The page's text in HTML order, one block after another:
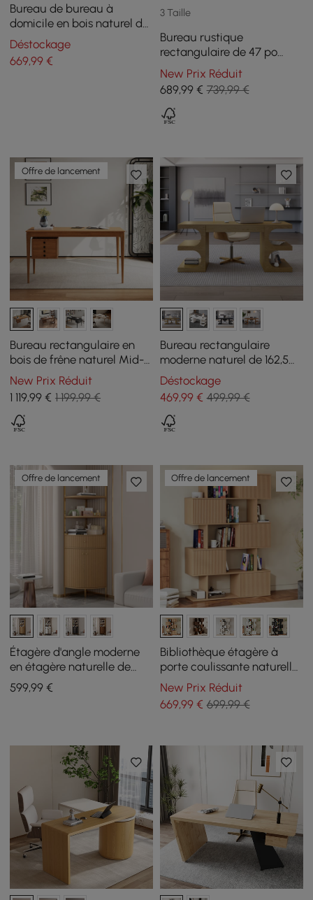
Bureau de bureau à
domicile en bois naturel de
style mi-siècle de 1400 mm
avec 3 tiroirs
Déstockage
669,99 €
3 Taille
Bureau rustique
rectangulaire de 47 po
(119,38 cm) en bois d'hévéa
naturel avec rangement à
tiroirs
New Prix Réduit
689,99€ 739,99 €
Offre de lancement
Bureau rectangulaire en
bois de frêne naturel Mid-
Century Modern de 140 cm
avec 3 tiroirs
New Prix Réduit
1 119,99 € 1 199,99 €
Bureau rectangulaire
moderne naturel de 162,5
cm avec rangement
Déstockage
469,99€ 499,99 €
Offre de lancement
Étagère d'angle moderne
en étagère naturelle de
190,5 cm avec tiroir et
armoire à 2 portes
599,99 €
Offre de lancement
Bibliothèque étagère à
porte coulissante naturelle
de 72,8" avec 5 étagères
hautes et un rangement
riche
New Prix Réduit
669,99€ 699,99 €